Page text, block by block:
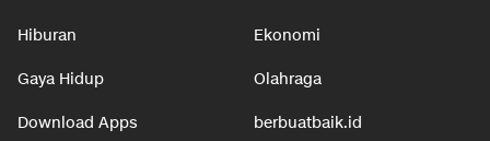
Hiburan Ekonomi
Gaya Hidup Olahraga
Download Apps berbuatbaik.id